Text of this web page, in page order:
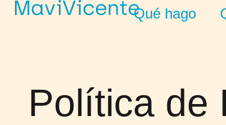
Qué hago
Política de